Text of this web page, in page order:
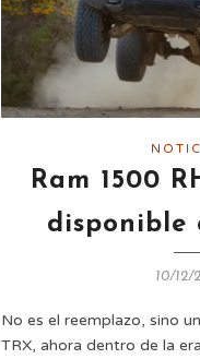
Ram 1500
disponible
10/12/
No es el reemplazo, sino
TRX, ahora dentro de la